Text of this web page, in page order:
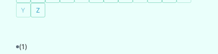
Y
Z
(1)